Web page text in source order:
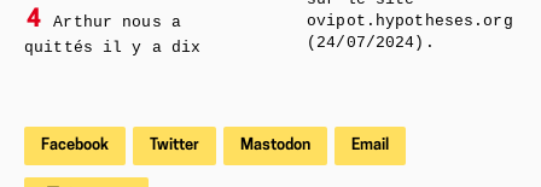
4
Arthur nous a
quittés il y a dix
ovipot.hypotheses.org
(24/07/2024).
Facebook Twitter Mastodon Email